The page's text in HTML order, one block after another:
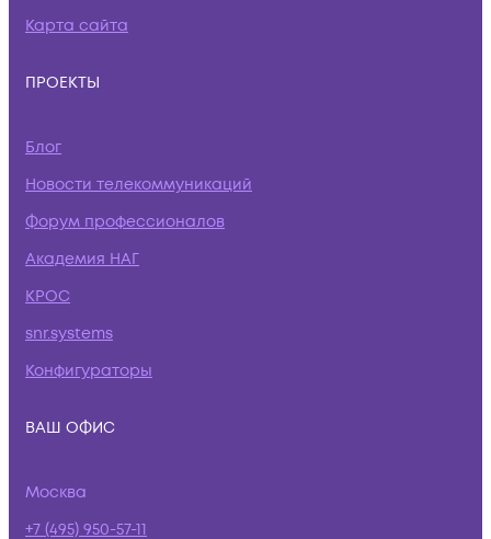
Карта сайта
ПРОЕКТЫ
Блог
Новости телекоммуникаций
Форум профессионалов
Академия НАГ
КРОС
snr.systems
Конфигураторы
ВАШ ОФИС
Москва
+7 (495) 950-57-11